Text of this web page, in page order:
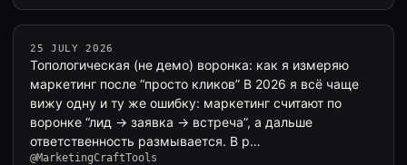
25 JULY 2026
Топологическая (не демо) воронка: как я измеряю
маркетинг после “просто кликов” В 2026 я всё чаще
вижу одну и ту же ошибку: маркетинг считают по
воронке “лид → заявка → встреча”, а дальше
ответственность размывается. В р…
@MarketingCraftTools